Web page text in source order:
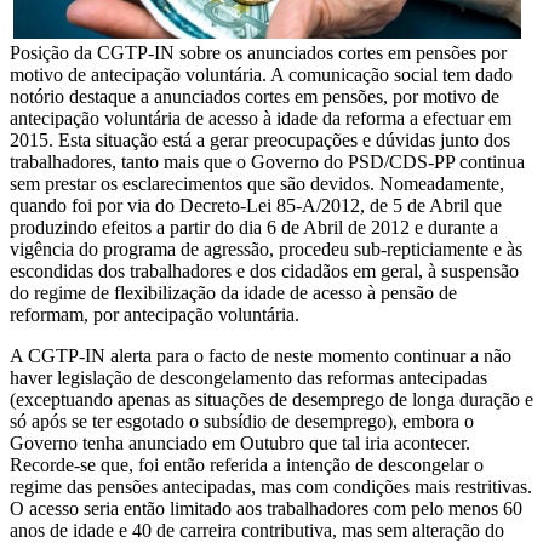
Posição da CGTP-IN sobre os anunciados cortes em pensões por
motivo de antecipação voluntária. A comunicação social tem dado
notório destaque a anunciados cortes em pensões, por motivo de
antecipação voluntária de acesso à idade da reforma a efectuar em
2015. Esta situação está a gerar preocupações e dúvidas junto dos
trabalhadores, tanto mais que o Governo do PSD/CDS-PP continua
sem prestar os esclarecimentos que são devidos. Nomeadamente,
quando foi por via do Decreto-Lei 85-A/2012, de 5 de Abril que
produzindo efeitos a partir do dia 6 de Abril de 2012 e durante a
vigência do programa de agressão, procedeu sub-repticiamente e às
escondidas dos trabalhadores e dos cidadãos em geral, à suspensão
do regime de flexibilização da idade de acesso à pensão de
reformam, por antecipação voluntária.
A CGTP-IN alerta para o facto de neste momento continuar a não
haver legislação de descongelamento das reformas antecipadas
(exceptuando apenas as situações de desemprego de longa duração e
só após se ter esgotado o subsídio de desemprego), embora o
Governo tenha anunciado em Outubro que tal iria acontecer.
Recorde-se que, foi então referida a intenção de descongelar o
regime das pensões antecipadas, mas com condições mais restritivas.
O acesso seria então limitado aos trabalhadores com pelo menos 60
anos de idade e 40 de carreira contributiva, mas sem alteração do